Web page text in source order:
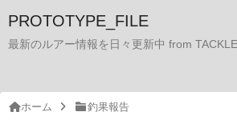
PROTOTYPE_FILE
最新のルアー情報を日々更新中 from
ホーム 釣果報告